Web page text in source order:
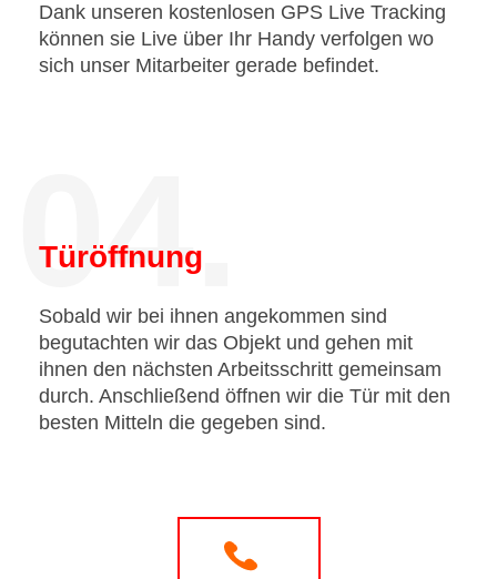
Dank unseren kostenlosen GPS Live Tracking
können sie Live über Ihr Handy verfolgen wo
sich unser Mitarbeiter gerade befindet.
04.
Türöffnung
Sobald wir bei ihnen angekommen sind
begutachten wir das Objekt und gehen mit
ihnen den nächsten Arbeitsschritt gemeinsam
durch. Anschließend öffnen wir die Tür mit den
besten Mitteln die gegeben sind.